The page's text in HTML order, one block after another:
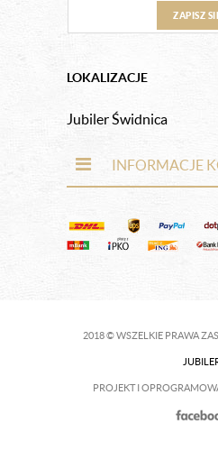
ZAPISZ
LOKALIZACJE
Jubiler Świdnica
INFORMACJE
2018 © WSZELKIE PRAWA
PROJEKT I